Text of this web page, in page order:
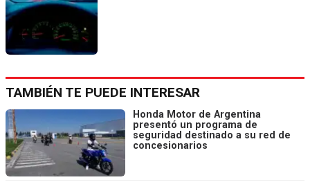
TAMBIÉN TE PUEDE INTERESAR
Honda Motor de Argentina
presentó un programa de
seguridad destinado a su red de
concesionarios